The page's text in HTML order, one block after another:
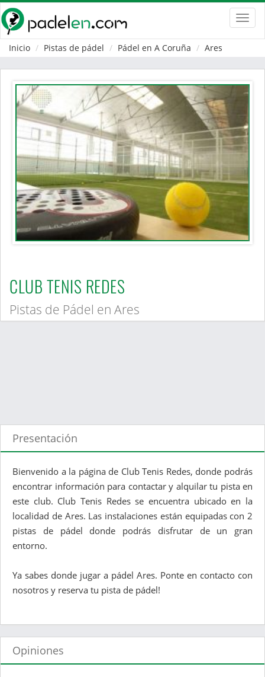
Inicio
Pistas de pádel Pádel en A Coruña Ares
CLUB TENIS REDES
Pistas de Pádel en Ares
Presentación
Bienvenido a la página de Club Tenis Redes, donde podrás
encontrar información para contactar y alquilar tu pista en
este club. Club Tenis Redes se encuentra ubicado en la
localidad de Ares. Las instalaciones están equipadas con 2
pistas de pádel donde podrás disfrutar de un gran
entorno.
Ya sabes donde jugar a pádel Ares. Ponte en contacto con
nosotros y reserva tu pista de pádel!
Opiniones